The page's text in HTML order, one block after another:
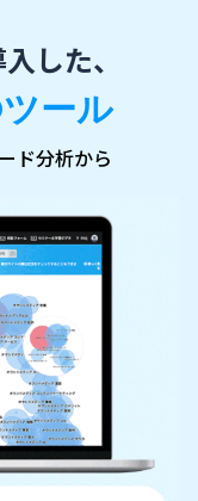
した、
ール
ド分析から